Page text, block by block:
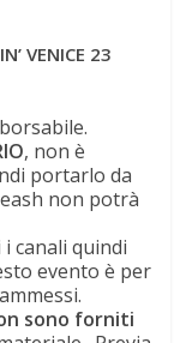
VENICE 23
, non è
portarlo da
non potrà
canali quindi
evento è per
sono forniti